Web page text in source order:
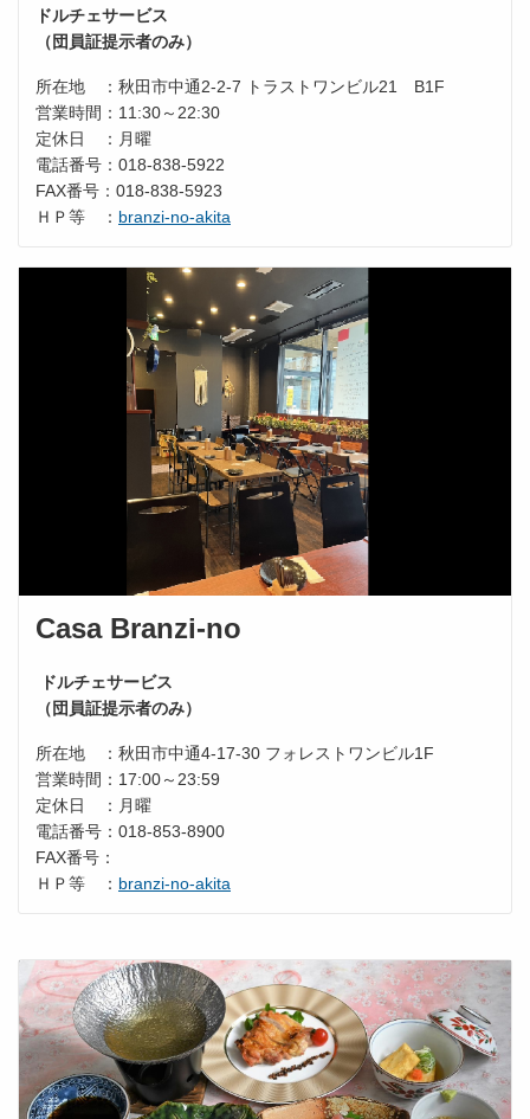
ドルチェサービス
（団員証提示者のみ）
所在地 ：秋田市中通2-2-7 トラストワンビル21 B1F
営業時間：11:30～22:30
定休日 ：月曜
電話番号：018-838-5922
FAX番号：018-838-5923
ＨＰ等 ： branzi-no-akita
Casa Branzi-no
ドルチェサービス
（団員証提示者のみ）
所在地 ：秋田市中通4-17-30 フォレストワンビル1F
営業時間：17:00～23:59
定休日 ：月曜
電話番号：018-853-8900
FAX番号：
ＨＰ等 ： branzi-no-akita